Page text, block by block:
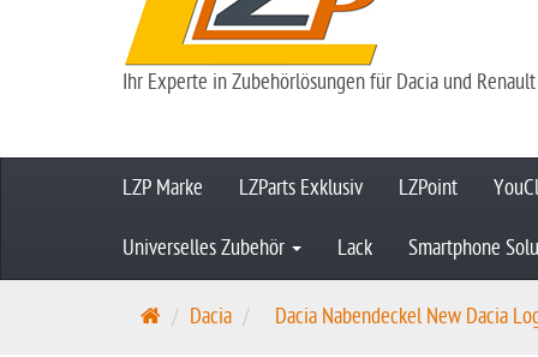
Ihr Experte in Zubehörlösungen für Dacia und Renault
LZP Marke LZParts Exklusiv LZPoint
Universelles Zubehör Lack Smartphone
S
Dacia Dacia Nabendeckel New Dacia